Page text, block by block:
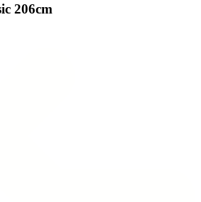
206cm